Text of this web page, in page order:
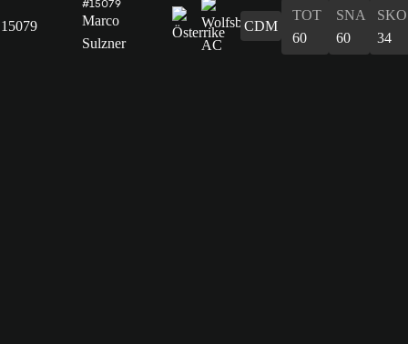
15079
#15079
Marco
Sulzner
CDM
TOT
60
SNA
60
SKO
34